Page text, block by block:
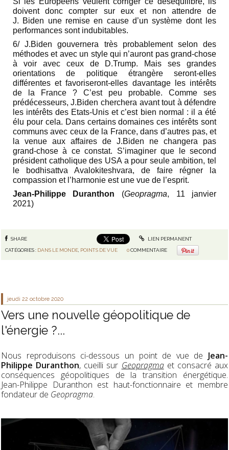
doivent donc compter sur eux et non attendre de
J. Biden une remise en cause d’un système dont les
performances sont indubitables.
6/ J.Biden gouvernera très probablement selon des
méthodes et avec un style qui n’auront pas grand-chose
à voir avec ceux de D.Trump. Mais ses grandes
orientations de politique étrangère seront-elles
différentes et favoriseront-elles davantage les intérêts
de la France ? C’est peu probable. Comme ses
prédécesseurs, J.Biden cherchera avant tout à défendre
les intérêts des Etats-Unis et c’est bien normal : il a été
élu pour cela. Dans certains domaines ces intérêts sont
communs avec ceux de la France, dans d’autres pas, et
la venue aux affaires de J.Biden ne changera pas
grand-chose à ce constat. S’imaginer que le second
président catholique des USA a pour seule ambition, tel
le bodhisattva Avalokiteshvara, de faire régner la
compassion et l’harmonie est une vue de l’esprit.
Jean-Philippe Duranthon (Geopragma, 11 janvier
2021)
SHARE
LIEN PERMANENT
CATÉGORIES : DANS LE MONDE POINTS DE VUE 0 COMMENTAIRE
jeudi 22 octobre 2020
Vers une nouvelle géopolitique de
l'énergie ?...
Nous reproduisons ci-dessous un point de vue de Jean-
Philippe Duranthon, cueilli sur Geopragmaet consacré aux
conséquences géopolitiques de la transition énergétique.
Jean-Philippe Duranthon est haut-fonctionnaire et membre
fondateur de Geopragma.